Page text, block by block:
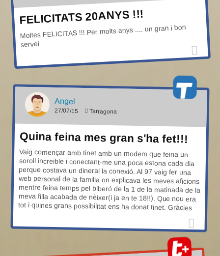
FELICITATS 20ANYS !!!
Moltes FELICITAS !!! Per molts anys .... un gran i bon
servei
Angel
27/07/15 Tarragona
Quina feina mes gran s'ha fet!!!
Vaig començar amb tinet amb un modem que feina un
soroll increible i conectant-me una poca estona cada dia
perque costava un dineral la conexió. Al 97 vaig fer una
web personal de la familia on explicava les meves aficions
mentre feina temps pel biberó de la 1 de la matinada de la
meva filla acabada de nèixer(i ja en te 18!!). Que nou era
tot i quines grans possibilitat ens ha donat tinet. Gràcies